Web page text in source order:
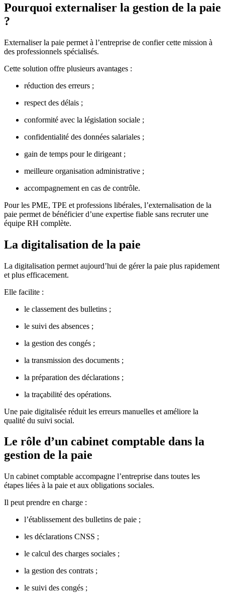
Pourquoi externaliser la gestion de la paie
?
Externaliser la paie permet à l’entreprise de confier cette mission à
des professionnels spécialisés.
Cette solution offre plusieurs avantages :
réduction des erreurs ;
respect des délais ;
conformité avec la législation sociale ;
confidentialité des données salariales ;
gain de temps pour le dirigeant ;
meilleure organisation administrative ;
accompagnement en cas de contrôle.
Pour les PME, TPE et professions libérales, l’externalisation de la
paie permet de bénéficier d’une expertise fiable sans recruter une
équipe RH complète.
La digitalisation de la paie
La digitalisation permet aujourd’hui de gérer la paie plus rapidement
et plus efficacement.
Elle facilite :
le classement des bulletins ;
le suivi des absences ;
la gestion des congés ;
la transmission des documents ;
la préparation des déclarations ;
la traçabilité des opérations.
Une paie digitalisée réduit les erreurs manuelles et améliore la
qualité du suivi social.
Le rôle d’un cabinet comptable dans la
gestion de la paie
Un cabinet comptable accompagne l’entreprise dans toutes les
étapes liées à la paie et aux obligations sociales.
Il peut prendre en charge :
l’établissement des bulletins de paie ;
les déclarations CNSS ;
le calcul des charges sociales ;
la gestion des contrats ;
le suivi des congés ;